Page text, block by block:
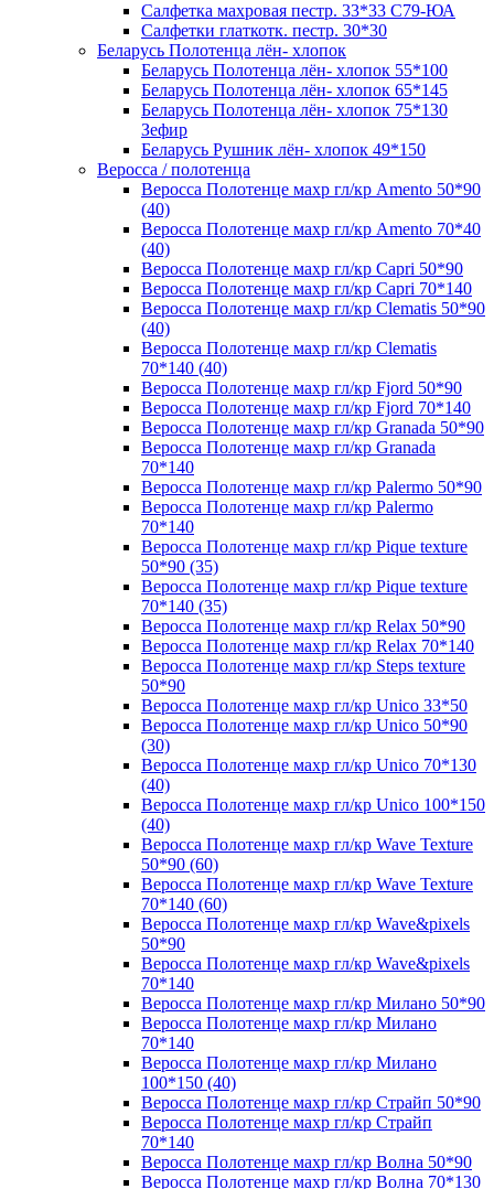
Салфетка махровая пестр. 33*33 С79-ЮА
Салфетки глаткотк. пестр. 30*30
Беларусь Полотенца лён- хлопок
Беларусь Полотенца лён- хлопок 55*100
Беларусь Полотенца лён- хлопок 65*145
Беларусь Полотенца лён- хлопок 75*130
Зефир
Беларусь Рушник лён- хлопок 49*150
Веросса / полотенца
Веросса Полотенце махр гл/кр Amento 50*90
(40)
Веросса Полотенце махр гл/кр Amento 70*40
(40)
Веросса Полотенце махр гл/кр Capri 50*90
Веросса Полотенце махр гл/кр Capri 70*140
Веросса Полотенце махр гл/кр Clematis 50*90
(40)
Веросса Полотенце махр гл/кр Clematis
70*140 (40)
Веросса Полотенце махр гл/кр Fjord 50*90
Веросса Полотенце махр гл/кр Fjord 70*140
Веросса Полотенце махр гл/кр Granada 50*90
Веросса Полотенце махр гл/кр Granada
70*140
Веросса Полотенце махр гл/кр Palermo 50*90
Веросса Полотенце махр гл/кр Palermo
70*140
Веросса Полотенце махр гл/кр Pique texture
50*90 (35)
Веросса Полотенце махр гл/кр Pique texture
70*140 (35)
Веросса Полотенце махр гл/кр Relax 50*90
Веросса Полотенце махр гл/кр Relax 70*140
Веросса Полотенце махр гл/кр Steps texture
50*90
Веросса Полотенце махр гл/кр Unico 33*50
Веросса Полотенце махр гл/кр Unico 50*90
(30)
Веросса Полотенце махр гл/кр Unico 70*130
(40)
Веросса Полотенце махр гл/кр Unico 100*150
(40)
Веросса Полотенце махр гл/кр Wave Texture
50*90 (60)
Веросса Полотенце махр гл/кр Wave Texture
70*140 (60)
Веросса Полотенце махр гл/кр Wave&pixels
50*90
Веросса Полотенце махр гл/кр Wave&pixels
70*140
Веросса Полотенце махр гл/кр Милано 50*90
Веросса Полотенце махр гл/кр Милано
70*140
Веросса Полотенце махр гл/кр Милано
100*150 (40)
Веросса Полотенце махр гл/кр Страйп 50*90
Веросса Полотенце махр гл/кр Страйп
70*140
Веросса Полотенце махр гл/кр Волна 50*90
Веросса Полотенце махр гл/кр Волна 70*130